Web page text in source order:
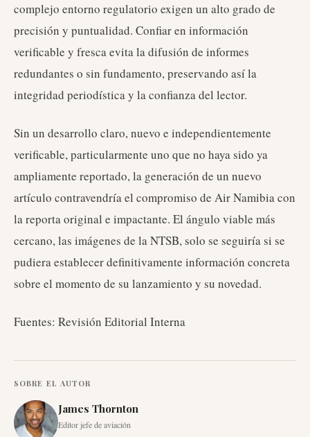
complejo entorno regulatorio exigen un alto grado de
precisión y puntualidad. Confiar en información
verificable y fresca evita la difusión de informes
redundantes o sin fundamento, preservando así la
integridad periodística y la confianza del lector.
Sin un desarrollo claro, nuevo e independientemente
verificable, particularmente uno que no haya sido ya
ampliamente reportado, la generación de un nuevo
artículo contravendría el compromiso de Air Namibia con
la reporta original e impactante. El ángulo viable más
cercano, las imágenes de la NTSB, solo se seguiría si se
pudiera establecer definitivamente información concreta
sobre el momento de su lanzamiento y su novedad.
Fuentes: Revisión Editorial Interna
SOBRE EL AUTOR
James Thornton
Editor jefe de aviación